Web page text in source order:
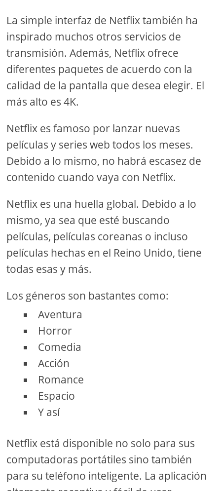
La simple interfaz de Netflix también ha
inspirado muchos otros servicios de
transmisión. Además, Netflix ofrece
diferentes paquetes de acuerdo con la
calidad de la pantalla que desea elegir. El
más alto es 4K.
Netflix es famoso por lanzar nuevas
películas y series web todos los meses.
Debido a lo mismo, no habrá escasez de
contenido cuando vaya con Netflix.
Netflix es una huella global. Debido a lo
mismo, ya sea que esté buscando
películas, películas coreanas o incluso
películas hechas en el Reino Unido, tiene
todas esas y más.
Los géneros son bastantes como:
Aventura
Horror
Comedia
Acción
Romance
Espacio
Y así
Netflix está disponible no solo para sus
computadoras portátiles sino también
para su teléfono inteligente. La aplicación